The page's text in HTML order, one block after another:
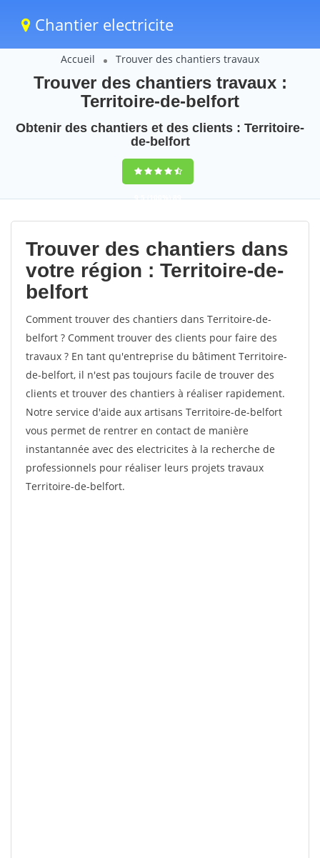
Chantier electricite
Accueil Trouver des chantiers travaux
Trouver des chantiers travaux :
Territoire-de-belfort
Obtenir des chantiers et des clients : Territoire-
de-belfort
9,5(100%)89
votes
Trouver des chantiers dans
votre région : Territoire-de-
belfort
Comment trouver des chantiers dans Territoire-de-
belfort ? Comment trouver des clients pour faire des
travaux ? En tant qu'entreprise du bâtiment Territoire-
de-belfort, il n'est pas toujours facile de trouver des
clients et trouver des chantiers à réaliser rapidement.
Notre service d'aide aux artisans Territoire-de-belfort
vous permet de rentrer en contact de manière
instantannée avec des electricites à la recherche de
professionnels pour réaliser leurs projets travaux
Territoire-de-belfort.